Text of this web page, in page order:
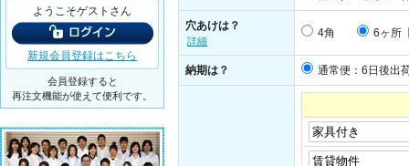
穴あけは？
詳細
4角 6ヶ所
納期は？ 通常便：6日後出
ようこそゲストさん
新規会員登録はこちら
会員登録すると
再注文機能が使えて便利です。